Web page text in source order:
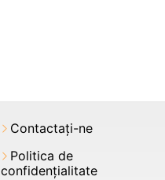
Contactați-ne
Politica de
confidențialitate